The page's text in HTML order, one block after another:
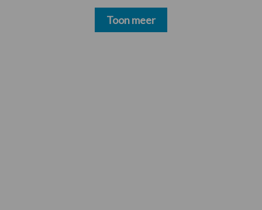
Toon meer